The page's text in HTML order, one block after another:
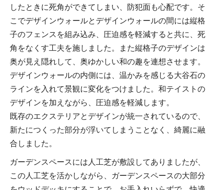
したときに死角ができてしまい、防犯面も心配です。そ
こでデザインウォールとデザインウォールの間には縦格
子のフェンスを組み込み、圧迫感を軽減すると共に、死
角をなくす工夫を施しました。また縦格子のデザインは
奥が見え隠れして、奥ゆかしい和の趣を連想させます。
デザインウォールの内側には、温かみを感じる大谷石の
ラインを入れて景観に変化をつけました。和テイストの
デザインを加えながら、圧迫感を軽減します。
既存のエクステリアとデザインが統一されているので、
新たにつくった部分が浮いてしまうことなく、綺麗に融
合しました。
ガーデンスペースには人工芝が敷設してありましたが、
この人工芝を活かしながら、ガーデンスペースの大部分